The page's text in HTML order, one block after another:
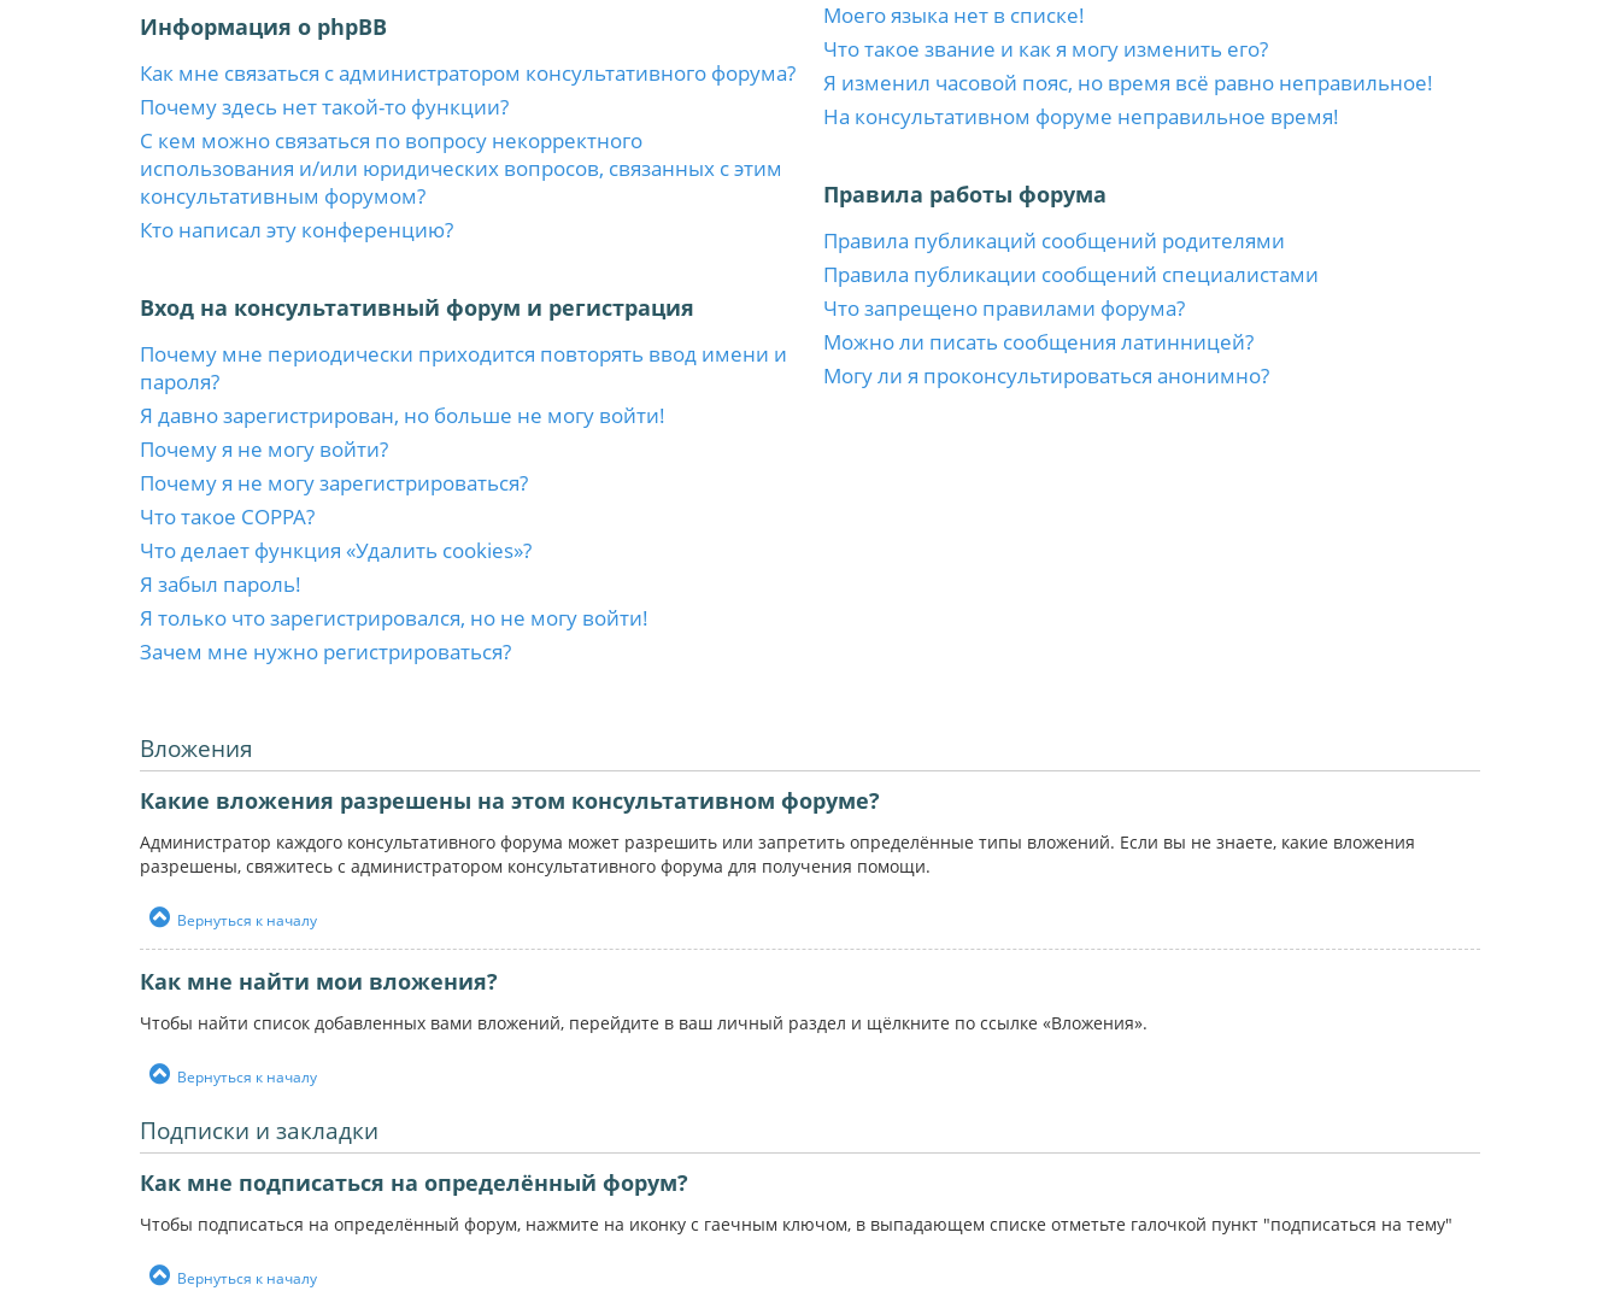
Информация о phpBB
Как мне связаться с администратором консультативного форума?
Почему здесь нет такой-то функции?
С кем можно связаться по вопросу некорректного
использования и/или юридических вопросов, связанных с этим
консультативным форумом?
Кто написал эту конференцию?
Вход на консультативный форум и регистрация
Почему мне периодически приходится повторять ввод имени и
пароля?
Я давно зарегистрирован, но больше не могу войти!
Почему я не могу войти?
Почему я не могу зарегистрироваться?
Что такое COPPA?
Что делает функция «Удалить cookies»?
Я забыл пароль!
Я только что зарегистрировался, но не могу войти!
Зачем мне нужно регистрироваться?
Моего языка нет в списке!
Что такое звание и как я могу изменить его?
Я изменил часовой пояс, но время всё равно неправильное!
На консультативном форуме неправильное время!
Правила работы форума
Правила публикаций сообщений родителями
Правила публикации сообщений специалистами
Что запрещено правилами форума?
Можно ли писать сообщения латинницей?
Могу ли я проконсультироваться анонимно?
Вложения
Какие вложения разрешены на этом консультативном форуме?
Администратор каждого консультативного форума может разрешить или запретить определённые типы вложений. Если вы не знаете, какие вложения
разрешены, свяжитесь с администратором консультативного форума для получения помощи.
Вернуться к началу
Как мне найти мои вложения?
Чтобы найти список добавленных вами вложений, перейдите в ваш личный раздел и щёлкните по ссылке «Вложения».
Вернуться к началу
Подписки и закладки
Как мне подписаться на определённый форум?
Чтобы подписаться на определённый форум, нажмите на иконку с гаечным ключом, в выпадающем списке отметьте галочкой пункт "подписаться на тему"
Вернуться к началу